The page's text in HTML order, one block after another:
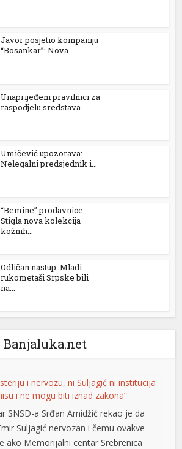
Javor posjetio kompaniju
“Bosankar”: Nova...
Unaprijeđeni pravilnici za
raspodjelu sredstava...
Umičević upozorava:
Nelegalni predsjednik i...
“Bemine” prodavnice:
Stigla nova kolekcija
kožnih...
Odličan nastup: Mladi
rukometaši Srpske bili
na...
Banjaluka.net
i nervozu, ni Suljagić ni institucija
i ne mogu biti iznad zakona”
SNSD-a Srđan Amidžić rekao je da
Suljagić nervozan i čemu ovakve
ako Memorijalni centar Srebrenica